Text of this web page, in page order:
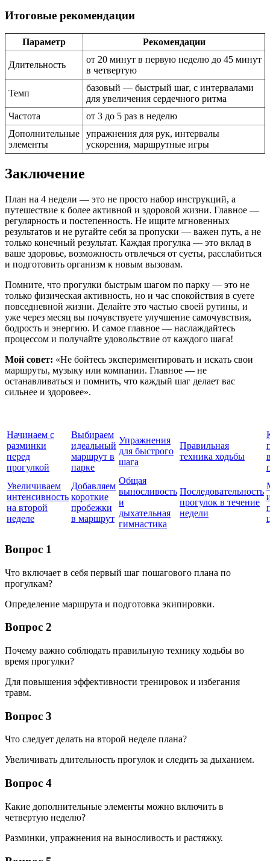
Итоговые рекомендации
Параметр Рекомендации
Длительность
от 20 минут в первую неделю до 45 минут
в четвертую
Темп
базовый — быстрый шаг, с интервалами
для увеличения сердечного ритма
Частота
от 3 до 5 раз в неделю
Дополнительные
элементы
упражнения для рук, интервалы
ускорения, маршрутные игры
Заключение
План на 4 недели — это не просто набор инструкций, а
путешествие к более активной и здоровой жизни. Главное —
регулярность и постепенность. Не ищите мгновенных
результатов и не ругайте себя за пропуски — важен путь, а не
только конечный результат. Каждая прогулка — это вклад в
ваше здоровье, возможность отвлечься от суеты, расслабиться
и подготовить организм к новым вызовам.
Помните, что прогулки быстрым шагом по парку — это не
только физическая активность, но и час спокойствия в суете
повседневной жизни. Делайте это частью своей рутины, и
уже через месяц вы почувствуете улучшение самочувствия,
бодрость и энергию. И самое главное — наслаждайтесь
процессом и получайте удовольствие от каждого шага!
Мой совет: «Не бойтесь экспериментировать и искать свои
маршруты, музыку или компании. Главное — не
останавливаться и помнить, что каждый шаг делает вас
сильнее и здоровее».
Начинаем с
разминки
перед
прогулкой
Выбираем
идеальный
маршрут в
парке
Упражнения
для быстрого
шага
Правильная
техника ходьбы
Увеличиваем
интенсивность
на второй
неделе
Добавляем
короткие
пробежки
в маршрут
Общая
выносливость
и
дыхательная
гимнастика
Последовательность
прогулок в течение
недели
Вопрос 1
Что включает в себя первый шаг пошагового плана по
прогулкам?
Определение маршрута и подготовка экипировки.
Вопрос 2
Почему важно соблюдать правильную технику ходьбы во
время прогулки?
Для повышения эффективности тренировок и избегания
травм.
Вопрос 3
Что следует делать на второй неделе плана?
Увеличивать длительность прогулок и следить за дыханием.
Вопрос 4
Какие дополнительные элементы можно включить в
четвертую неделю?
Разминки, упражнения на выносливость и растяжку.